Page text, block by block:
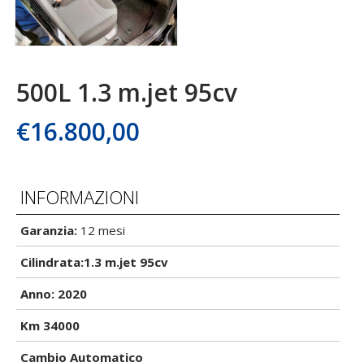
500L 1.3 m.jet 95cv
€16.800,00
INFORMAZIONI
Garanzia: 12 mesi
Cilindrata:1.3 m.jet 95cv
Anno: 2020
Km 34000
Cambio Automatico